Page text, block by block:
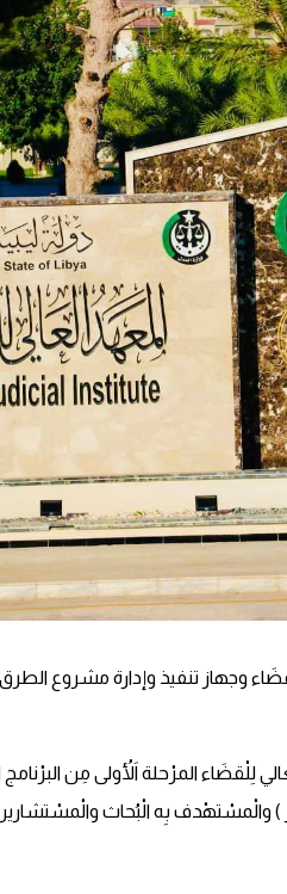
وجهاز تنفيذ وإدارة مشروع الطرق
نوفمبر 2023م ، بِالْمعْهد العالي لِلْقضَاء المرْحلة
والْمسْتهْدف بِه الْبُحاث والْمسْتشارين